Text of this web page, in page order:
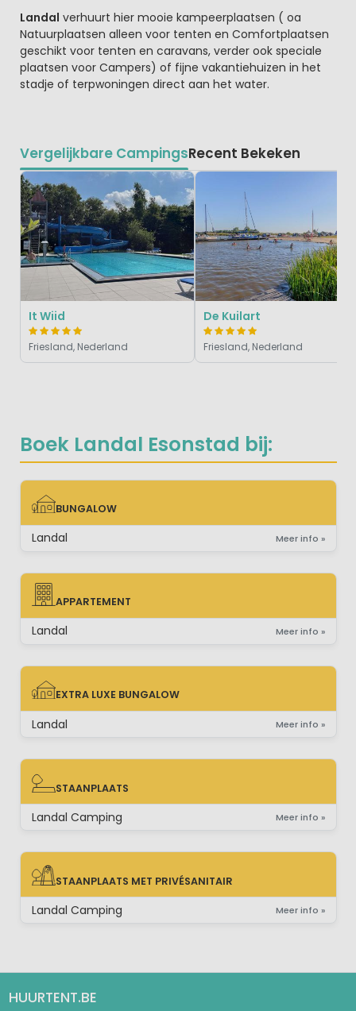
Boek Landal Esonstad bij:
BUNGALOW
BUNGALOW
Landal Meer info »
APPARTEMENT
APPARTEMENT
Landal Meer info »
EXTRA LUXE BUNGALOW
EXTRA LUXE BUNGALOW
Landal Meer info »
STAANPLAATS
STAANPLAATS
Landal Camping Meer info »
STAANPLAATS MET PRIVÉSANITAIR
STAANPLAATS MET PRIVÉSANITAIR
Landal Camping Meer info »
Landal verhuurt hier mooie kampeerplaatsen ( oa
Natuurplaatsen alleen voor tenten en Comfortplaatsen
geschikt voor tenten en caravans, verder ook speciale
plaatsen voor Campers) of fijne vakantiehuizen in het
stadje of terpwoningen direct aan het water.
Vergelijkbare CampingsRecent Bekeken
It Wiid
Friesland, Nederland
De Kuilart
Friesland, Nederland
HUURTENT.BE